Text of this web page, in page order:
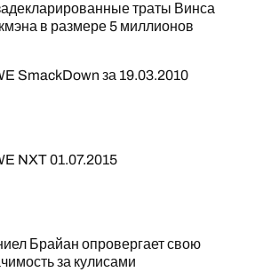
траты Винса
в размере 5 миллионов
SmackDown за 19.03.2010
NXT 01.07.2015
Брайан опровергает свою
за кулисами